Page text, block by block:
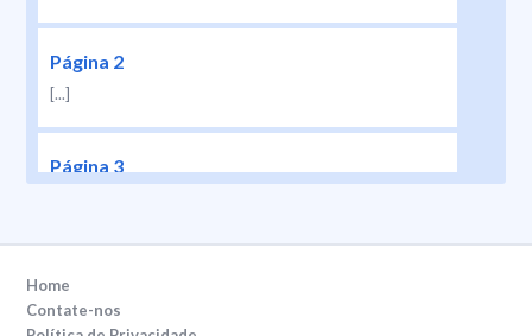
Página 2
[...]
Página 3
[...]
Home
Contate-nos